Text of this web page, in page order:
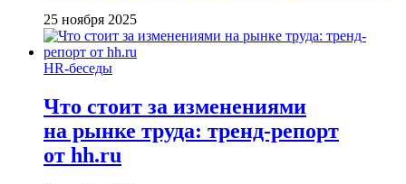
25 ноября 2025
HR-беседы
Что стоит за изменениями
на рынке труда: тренд-репорт
от hh.ru